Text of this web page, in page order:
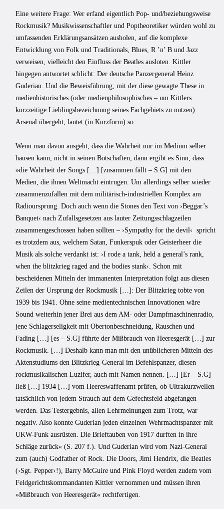
Eine weitere Frage: Wer erfand eigentlich Pop- und/beziehungsweise
Rockmusik? Musikwissenschaftler und Poptheoretiker würden wohl zu
umfassenden Erklärungsansätzen ausholen, auf die komplexe
Entwicklung von Folk und Traditionals, Blues, R ’n’ B und Jazz
verweisen, vielleicht den Einfluss der Beatles ausloten. Kittler
hingegen antwortet schlicht: Der deutsche Panzergeneral Heinz
Guderian. Und die Beweisführung, mit der diese gewagte These in
medienhistorisches (oder medienphilosophisches – um Kittlers
kurzzeitige Lieblingsbezeichnung seines Fachgebiets zu nutzen)
Arsenal übergeht, lautet (in Kurzform) so:
Wenn man davon ausgeht, dass die Wahrheit nur im Medium selber
hausen kann, nicht in seinen Botschaften, dann ergibt es Sinn, dass
»die Wahrheit der Songs […] [zusammen fällt – S.G] mit den
Medien, die ihnen Weltmacht eintrugen. Um allerdings selber wieder
zusammenzufallen mit dem militärisch-industriellen Komplex am
Radioursprung. Doch auch wenn die Stones den Text von ›Beggar’s
Banquet‹ nach Zufallsgesetzen aus lauter Zeitungsschlagzeilen
zusammengeschossen haben sollten – ›Sympathy for the devil‹ spricht
es trotzdem aus, welchem Satan, Funkerspuk oder Geisterheer die
Musik als solche verdankt ist: ›I rode a tank, held a general’s rank,
when the blitzkrieg raged and the bodies stank‹. Schon mit
bescheidenen Mitteln der immanenten Interpretation folgt aus diesen
Zeilen der Ursprung der Rockmusik […]: Der Blitzkrieg tobte von
1939 bis 1941. Ohne seine medientechnischen Innovationen wäre
Sound weiterhin jener Brei aus dem AM- oder Dampfmaschinenradio,
jene Schlagerseligkeit mit Obertonbeschneidung, Rauschen und
Fading […] [es – S.G] führte der Mißbrauch von Heeresgerät […] zur
Rockmusik. […] Deshalb kann man mit den unüblicheren Mitteln des
Aktenstudiums den Blitzkrieg-General im Befehlspanzer, diesen
rockmusikalischen Luzifer, auch mit Namen nennen. […] [Er – S.G]
ließ […] 1934 […] vom Heereswaffenamt prüfen, ob Ultrakurzwellen
tatsächlich von jedem Strauch auf dem Gefechtsfeld abgefangen
werden. Das Testergebnis, allen Lehrmeinungen zum Trotz, war
negativ. Also konnte Guderian jeden einzelnen Wehrmachtspanzer mit
UKW-Funk ausrüsten. Die Brieftauben von 1917 durften in ihre
Schläge zurück« (S. 207 f.). Und Guderian wird vom Nazi-General
zum (auch) Godfather of Rock. Die Doors, Jimi Hendrix, die Beatles
(›Sgt. Pepper‹!), Barry McGuire und Pink Floyd werden zudem vom
Feldgerichtskommandanten Kittler vernommen und müssen ihren
»Mißbrauch von Heeresgerät« rechtfertigen.